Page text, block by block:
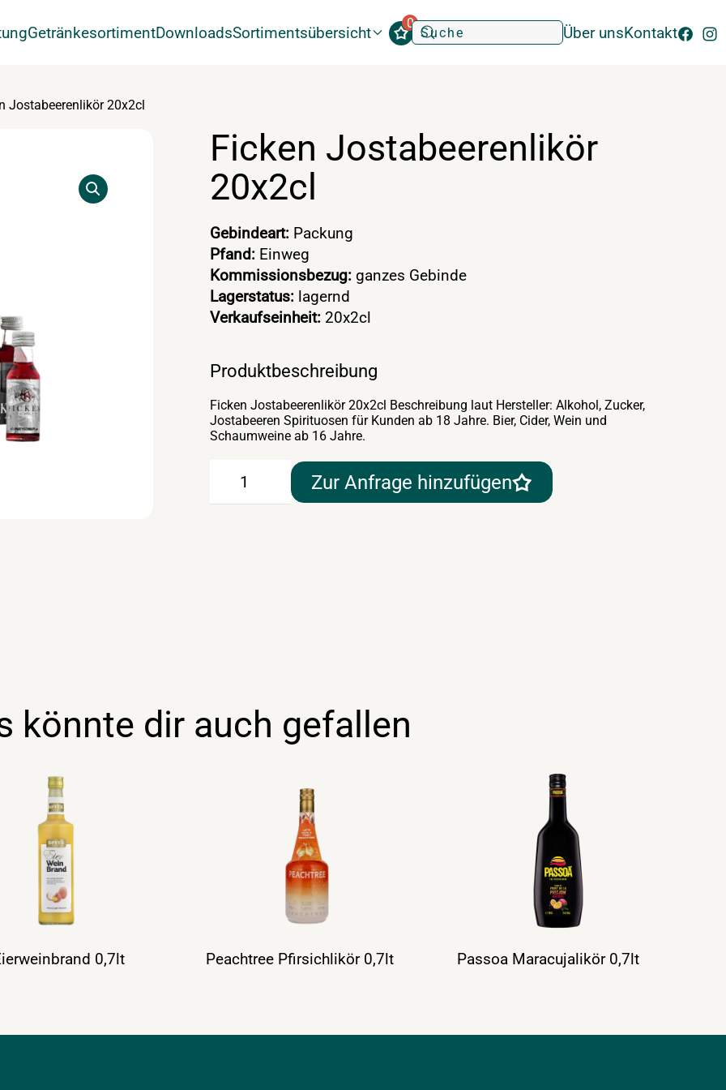
GetränkesortimentDownloadsSortimentsübersicht
0
Über unsKontakt
Jostabeerenlikör 20x2cl
Ficken Jostabeerenlikör
20x2cl
Gebindeart: Packung
Pfand: Einweg
Kommissionsbezug: ganzes Gebinde
Lagerstatus: lagernd
Verkaufseinheit: 20x2cl
Produktbeschreibung
Ficken Jostabeerenlikör 20x2cl Beschreibung laut Hersteller: Alkohol, Zucker,
Jostabeeren Spirituosen für Kunden ab 18 Jahre. Bier, Cider, Wein und
Schaumweine ab 16 Jahre.
Jostabeerenlikör
Zur Anfrage hinzufügen
könnte dir auch gefallen
0,7lt Peachtree Pfirsichlikör 0,7lt Passoa Maracujalikör 0,7lt